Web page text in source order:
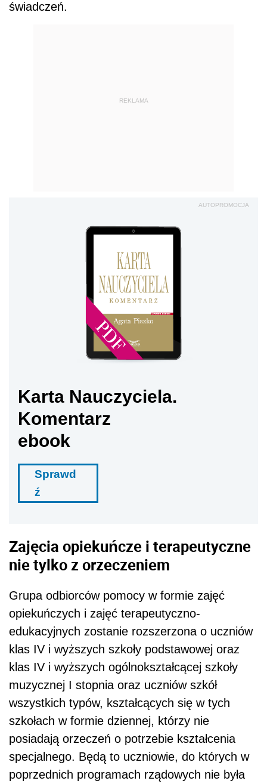
świadczeń.
REKLAMA
AUTOPROMOCJA
Karta Nauczyciela.
Komentarz
ebook
Sprawd
ź
Zajęcia opiekuńcze i terapeutyczne
nie tylko z orzeczeniem
Grupa odbiorców pomocy w formie zajęć
opiekuńczych i zajęć terapeutyczno-
edukacyjnych zostanie rozszerzona o uczniów
klas IV i wyższych szkoły podstawowej oraz
klas IV i wyższych ogólnokształcącej szkoły
muzycznej I stopnia oraz uczniów szkół
wszystkich typów, kształcących się w tych
szkołach w formie dziennej, którzy nie
posiadają orzeczeń o potrzebie kształcenia
specjalnego. Będą to uczniowie, do których w
poprzednich programach rządowych nie była